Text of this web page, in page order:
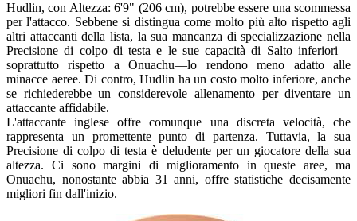
Hudlin, con Altezza: 6'9" (206 cm), potrebbe essere una scommessa
per l'attacco. Sebbene si distingua come molto più alto rispetto agli
altri attaccanti della lista, la sua mancanza di specializzazione nella
Precisione di colpo di testa e le sue capacità di Salto inferiori—
soprattutto rispetto a Onuachu—lo rendono meno adatto alle
minacce aeree. Di contro, Hudlin ha un costo molto inferiore, anche
se richiederebbe un considerevole allenamento per diventare un
attaccante affidabile.
L'attaccante inglese offre comunque una discreta velocità, che
rappresenta un promettente punto di partenza. Tuttavia, la sua
Precisione di colpo di testa è deludente per un giocatore della sua
altezza. Ci sono margini di miglioramento in queste aree, ma
Onuachu, nonostante abbia 31 anni, offre statistiche decisamente
migliori fin dall'inizio.